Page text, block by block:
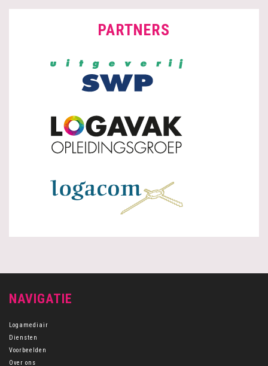
PARTNERS
NAVIGATIE
Logamediair
Diensten
Voorbeelden
Over ons